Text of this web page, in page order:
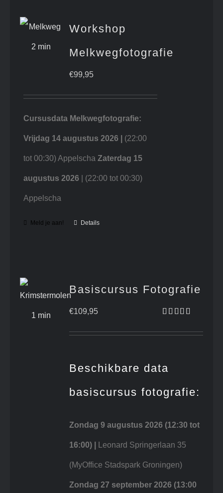
Workshop
Melkwegfotografie
€99,95
Cursusdata Melkwegfotografie:
Vrijdag 14 augustus 2026 | (22:00
tot 00:30) AppelschaZaterdag 15
augustus 2026 | (22:00 tot 00:30)
Appelscha
Meld je aan! Details
Basiscursus Fotografie
4.71uit 5
€109,95
Beschikbare data
basiscursus fotografie:
Zondag 9 augustus 2026 (12:30 tot
16:00) | Leonard Springerlaan 35
(MyOffice Stadspark Groningen)
Zondag 27 september 2026 (13:00